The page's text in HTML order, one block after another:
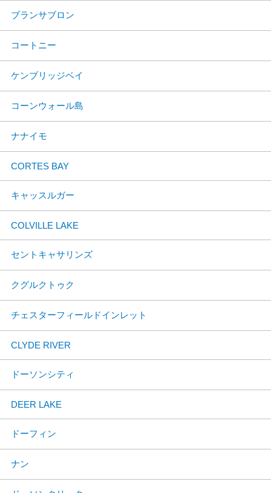
ブランサブロン
コートニー
ケンブリッジベイ
コーンウォール島
ナナイモ
CORTES BAY
キャッスルガー
COLVILLE LAKE
セントキャサリンズ
クグルクトゥク
チェスターフィールドインレット
CLYDE RIVER
ドーソンシティ
DEER LAKE
ドーフィン
ナン